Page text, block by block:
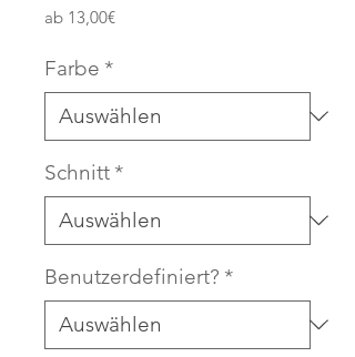
ab 13,00€Sale-
Farbe *
Schnitt *
Benutzerdefiniert? *